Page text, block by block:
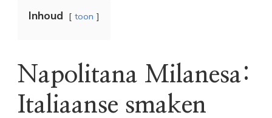
Inhoud toon
Napolitana Milanesa:
Italiaanse smaken